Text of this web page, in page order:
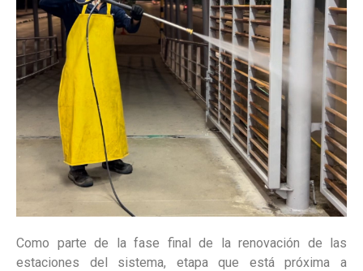
Como parte de la fase final de la renovación de las
estaciones del sistema, etapa que está próxima a